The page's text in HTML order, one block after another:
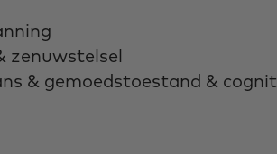
zenuwstelsel
& gemoedstoestand &